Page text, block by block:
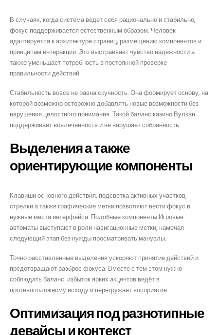
В случаях, когда система ведет себя рационально и стабильно,
фокус поддерживается естественным образом. Человек
адаптируется к архитектуре страниц, размещению компонентов и
принципам интеракции. Это выстраивает чувство надёжности а
также уменьшает потребность в постоянной проверке
правильности действий.
Стабильность вовсе не равна скучность. Она формирует основу, на
которой возможно осторожно добавлять новые возможности без
нарушения целостного понимания. Такой баланс казино Вулкан
поддерживает вовлеченность и не нарушает собранность.
Выделения а также
ориентирующие компоненты
Клавиши основного действия, подсветка активных участков,
стрелки а также графические метки позволяют вести фокус в
нужные места интерфейса. Подобные компоненты Игровые
автоматы выступают в роли навигационные метки, намечая
следующий этап без нужды просматривать мануалы.
Точно расставленные выделения ускоряют принятие действий и
предотвращают разброс фокуса. Вместе с тем этом нужно
соблюдать баланс: избыток ярких акцентов ведёт в
противоположному исходу и перегружает восприятие.
Оптимизация под разнотипные
девайсы и контекст